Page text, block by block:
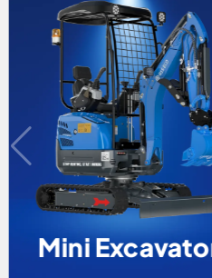
Mini Excavator